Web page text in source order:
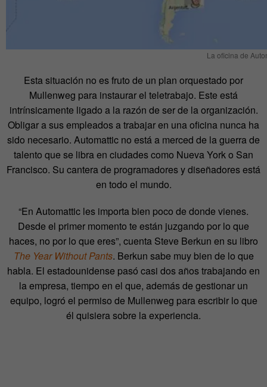
La oficina de
Esta situación no es fruto de un plan orquestado por
Mullenweg para instaurar el teletrabajo. Este está
intrínsicamente ligado a la razón de ser de la organización.
Obligar a sus empleados a trabajar en una oficina nunca ha
sido necesario. Automattic no está a merced de la guerra de
talento que se libra en ciudades como Nueva York o San
Francisco. Su cantera de programadores y diseñadores está
en todo el mundo.
“En Automattic les importa bien poco de donde vienes.
Desde el primer momento te están juzgando por lo que
haces, no por lo que eres”, cuenta Steve Berkun en su libro
The Year Without Pants. Berkun sabe muy bien de lo que
habla. El estadounidense pasó casi dos años trabajando en
la empresa, tiempo en el que, además de gestionar un
equipo, logró el permiso de Mullenweg para escribir lo que
él quisiera sobre la experiencia.